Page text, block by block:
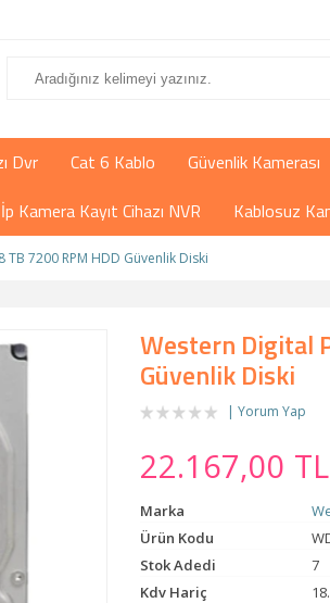
Dvr Cat 6 Kablo Güvenlik Kamerası
İp Kamera Kayıt Cihazı NVR Kablosuz
7200 RPM HDD Güvenlik Diski
Western Digital
Güvenlik Diski
Yorum Yap
22.167,00 TL
Marka
Ürün Kodu
Stok Adedi
7
Kdv Hariç